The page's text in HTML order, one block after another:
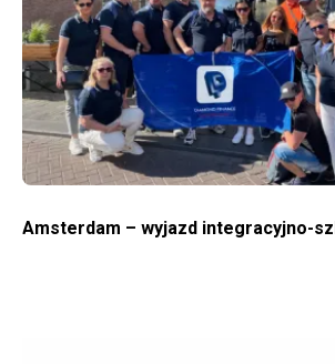
Amsterdam – wyjazd integracyjno-